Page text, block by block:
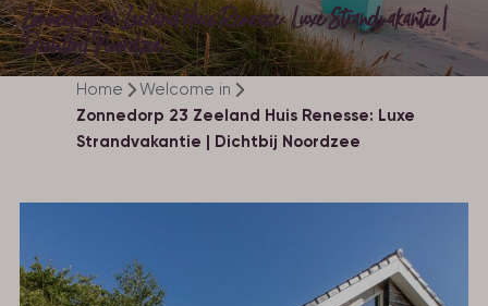
Zonnedorp 23 Zeeland Huis Renesse: Luxe Strandvakantie |
Dichtbij Noordzee
Home
Welcome in
Zonnedorp 23 Zeeland Huis Renesse: Luxe
Strandvakantie | Dichtbij Noordzee